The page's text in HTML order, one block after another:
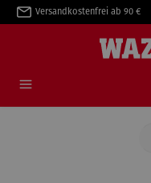
springen
Versandkostenfrei ab 90 €